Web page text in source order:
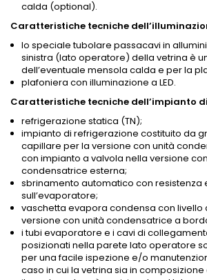
calda (optional).
Caratteristiche tecniche
lo speciale tubolare passacavi in
sinistra (lato operatore) della vetrina è
dell’eventuale mensola calda e per la
plafoniera con illuminazione a LED.
Caratteristiche tecniche dell’impianto
refrigerazione statica (TN);
impianto di refrigerazione costituito da
capillare per la versione con unità
con impianto a valvola nella versione
condensatrice esterna;
sbrinamento automatico con resistenza
sull’evaporatore;
vaschetta evapora condensa con livello
versione con unità condensatrice a
i tubi evaporatore e i cavi di
posizionati nella parete lato operatore
per una facile ispezione e/o
caso in cui la vetrina sia in